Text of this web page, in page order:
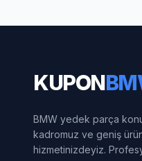
KUPON
BMW yedek parça
kadromuz ve geniş
hizmetinizdeyiz.